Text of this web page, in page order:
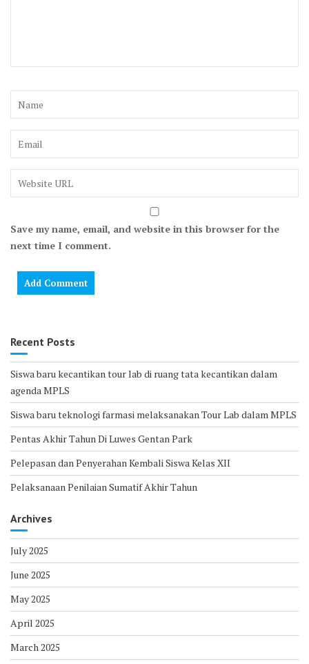
Save my name, email, and website in this browser for the
next time I comment.
Recent Posts
Siswa baru kecantikan tour lab di ruang tata kecantikan dalam
agenda MPLS
Siswa baru teknologi farmasi melaksanakan Tour Lab dalam MPLS
Pentas Akhir Tahun Di Luwes Gentan Park
Pelepasan dan Penyerahan Kembali Siswa Kelas XII
Pelaksanaan Penilaian Sumatif Akhir Tahun
Archives
July 2025
June 2025
May 2025
April 2025
March 2025